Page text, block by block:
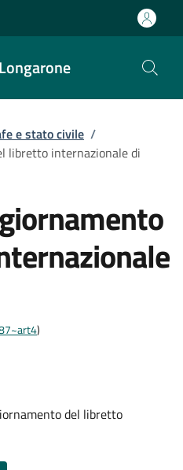
e stato civile /
libretto internazionale di
)
del libretto